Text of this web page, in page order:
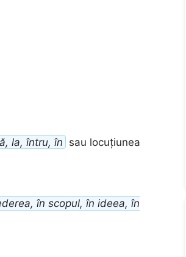
la, întru, în sau locuțiunea
în scopul, în ideea, în